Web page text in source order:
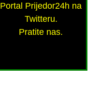
Portal Prijedor24h na
Twitteru.
Pratite nas.